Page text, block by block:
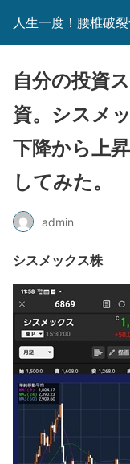
人生一度！腰椎破
自分の投資
資。シスメ
下降から上
してみた。
admin
シスメックス株